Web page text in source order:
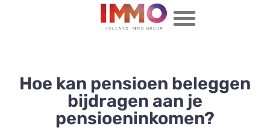
Hoe kan pensioen beleggen
bijdragen aan je
pensioeninkomen?